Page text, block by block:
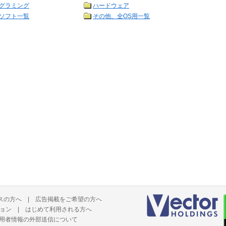
ラミング
ハードウェア
フト一覧
その他、全OS用一覧
の方へ | 広告掲載をご希望の方へ
ン | はじめて利用される方へ
者情報の外部送信について